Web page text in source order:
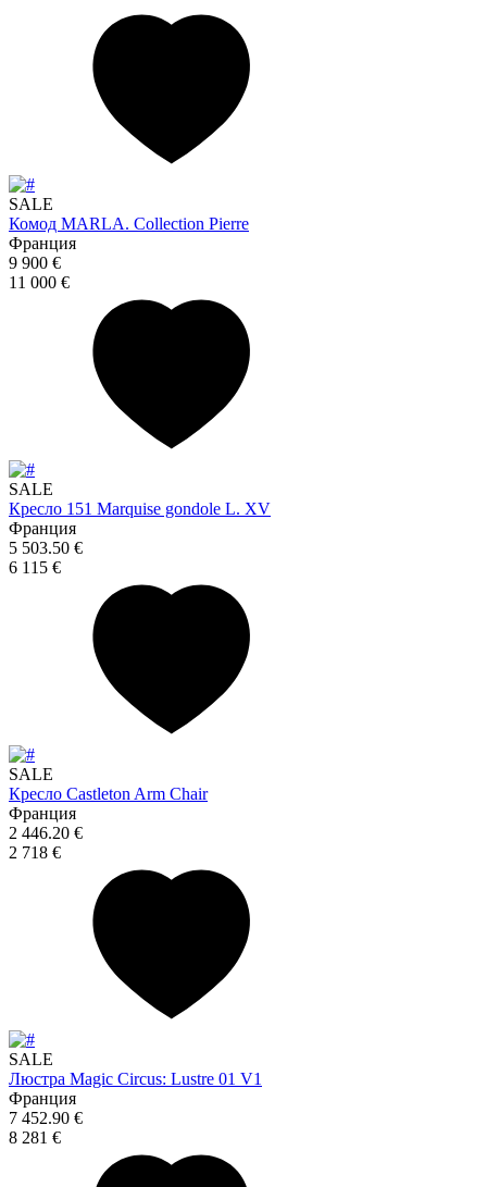
SALE
Комод MARLA. Collection Pierre
Франция
9 900 €
11 000 €
SALE
Кресло 151 Marquise gondole L. XV
Франция
5 503.50 €
6 115 €
SALE
Кресло Castleton Arm Chair
Франция
2 446.20 €
2 718 €
SALE
Люстра Magic Circus: Lustre 01 V1
Франция
7 452.90 €
8 281 €